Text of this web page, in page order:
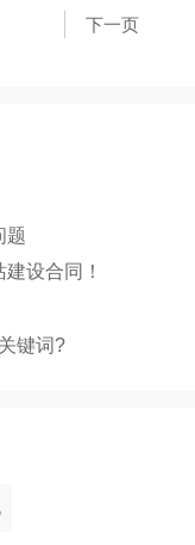
下一页
题
设合同！
键词?